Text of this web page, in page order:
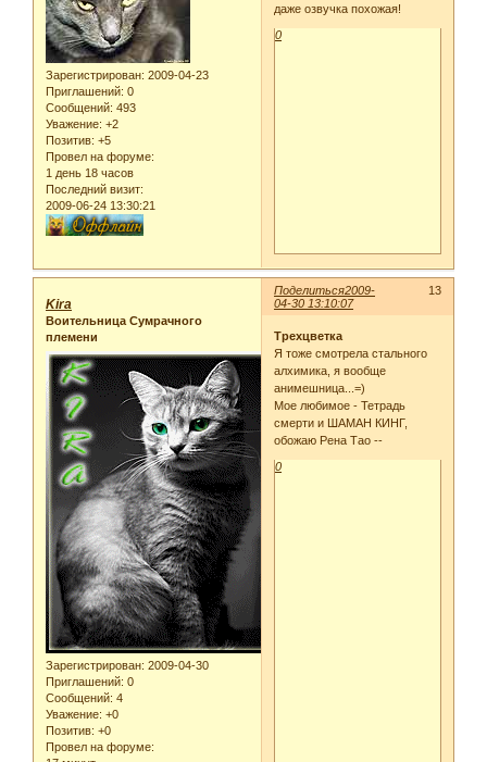
Зарегистрирован: 2009-04-23
Приглашений: 0
Сообщений: 493
Уважение: +2
Позитив: +5
Провел на форуме:
1 день 18 часов
Последний визит:
2009-06-24 13:30:21
даже озвучка похожая!
0
Поделиться 13
2009-
04-30 13:10:07
Kira
Воительница Сумрачного
племени
Зарегистрирован: 2009-04-30
Приглашений: 0
Сообщений: 4
Уважение: +0
Позитив: +0
Провел на форуме:
Трехцветка
Я тоже смотрела стального
алхимика, я вообще
анимешница...=)
Мое любимое - Тетрадь
смерти и ШАМАН КИНГ,
обожаю Рена Тао --
0